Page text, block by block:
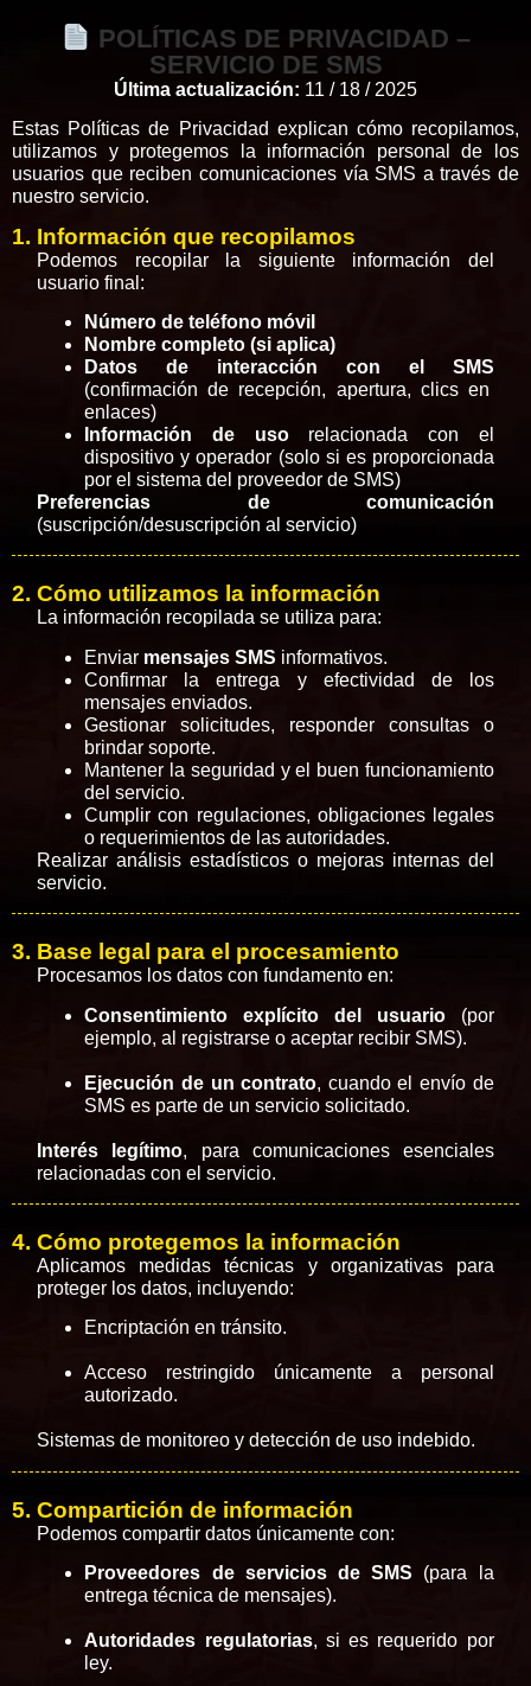
POLÍTICAS DE PRIVACIDAD –
SERVICIO DE SMS
Última actualización: 11 / 18 / 2025
Estas Políticas de Privacidad explican cómo recopilamos,
utilizamos y protegemos la información personal de los
usuarios que reciben comunicaciones vía SMS a través de
nuestro servicio.
1. Información que recopilamos
Podemos recopilar la siguiente información del
usuario final:
Número de teléfono móvil
Nombre completo (si aplica)
Datos de interacción con el SMS
(confirmación de recepción, apertura, clics en
enlaces)
Información de usorelacionada con el
dispositivo y operador (solo si es proporcionada
por el sistema del proveedor de SMS)
Preferencias de comunicación
(suscripción/desuscripción al servicio)
2. Cómo utilizamos la información
La información recopilada se utiliza para:
Enviar mensajes SMS informativos.
Confirmar la entrega y efectividad de los
mensajes enviados.
Gestionar solicitudes, responder consultas o
brindar soporte.
Mantener la seguridad y el buen funcionamiento
del servicio.
Cumplir con regulaciones, obligaciones legales
o requerimientos de las autoridades.
Realizar análisis estadísticos o mejoras internas del
servicio.
3. Base legal para el procesamiento
Procesamos los datos con fundamento en:
Consentimiento explícito del usuario(por
ejemplo, al registrarse o aceptar recibir SMS).
Ejecución de un contrato, cuando el envío de
SMS es parte de un servicio solicitado.
Interés legítimo, para comunicaciones esenciales
relacionadas con el servicio.
4. Cómo protegemos la información
Aplicamos medidas técnicas y organizativas para
proteger los datos, incluyendo:
Encriptación en tránsito.
Acceso restringido únicamente a personal
autorizado.
Sistemas de monitoreo y detección de uso indebido.
5. Compartición de información
Podemos compartir datos únicamente con:
Proveedores de servicios de SMS (para la
entrega técnica de mensajes).
Autoridades regulatorias, si es requerido por
ley.